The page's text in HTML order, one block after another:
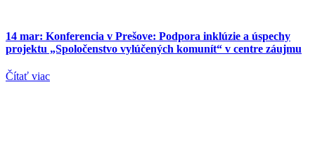
14 mar: Konferencia v Prešove: Podpora inklúzie a úspechy
projektu „Spoločenstvo vylúčených komunít“ v centre záujmu
Čítať viac